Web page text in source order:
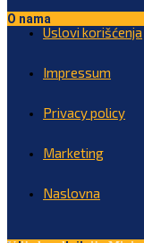
O nama
Uslovi korišćenja
Impressum
Privacy policy
Marketing
Naslovna